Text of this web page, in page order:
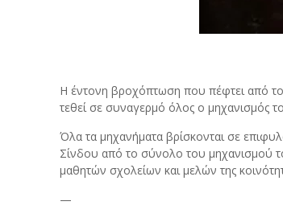
Η έντονη βροχόπτωση που πέφτει από
τεθεί σε συναγερμό όλος ο μηχανισμός
Όλα τα μηχανήματα βρίσκονται σε
Σίνδου από το σύνολο του μηχανισμού
μαθητών σχολείων και μελών της
—